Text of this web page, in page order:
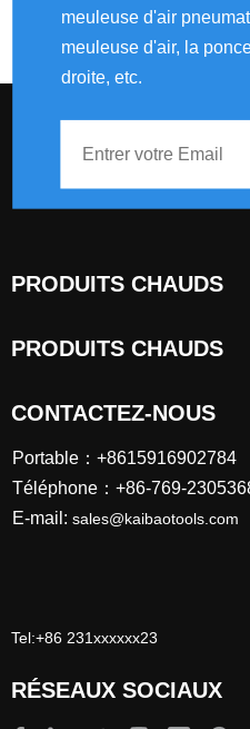
meuleuse d'air
meuleuse d'air, la
droite, etc.
PRODUITS CHAUDS
PRODUITS CHAUDS
CONTACTEZ-NOUS
Portable：+8615916902784
Téléphone：+86-769-
E-mail: sales@kaibaotools.com
Tel:+86 231xxxxxx23
RÉSEAUX SOCIAUX